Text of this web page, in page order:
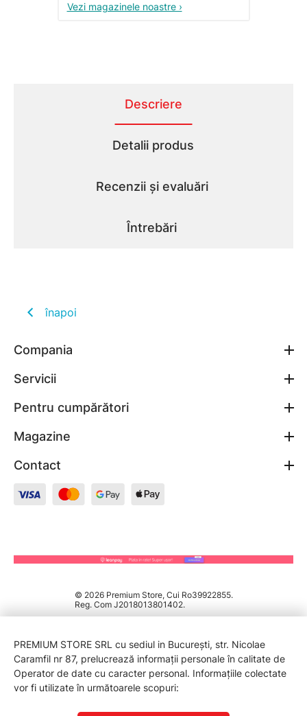
Vezi magazinele noastre ›
Descriere
Detalii produs
Recenzii și evaluări
Întrebări
înapoi
Compania
Servicii
Pentru cumpărători
Magazine
Contact
© 2026 Premium Store, Cui Ro39922855.
Reg. Com J2018013801402.
PREMIUM STORE SRL cu sediul in București, str. Nicolae
Caramfil nr 87, prelucrează informații personale în calitate de
Operator de date cu caracter personal. Informațiile colectate
vor fi utilizate în următoarele scopuri: